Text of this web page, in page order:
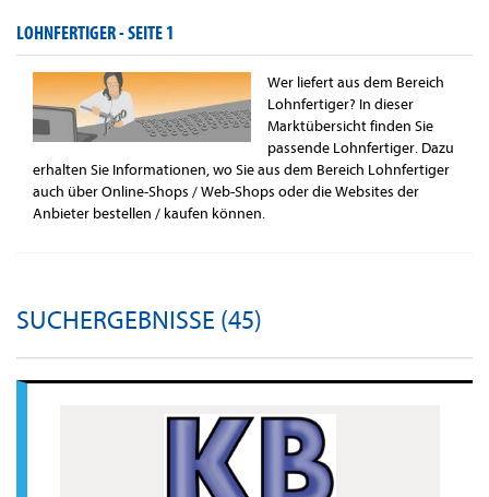
LOHNFERTIGER -SEITE 1
Wer liefert aus dem Bereich
Lohnfertiger? In dieser
Marktübersicht finden Sie
passende Lohnfertiger. Dazu
erhalten Sie Informationen, wo Sie aus dem Bereich Lohnfertiger
auch über Online-Shops / Web-Shops oder die Websites der
Anbieter bestellen / kaufen können.
SUCHERGEBNISSE (45)